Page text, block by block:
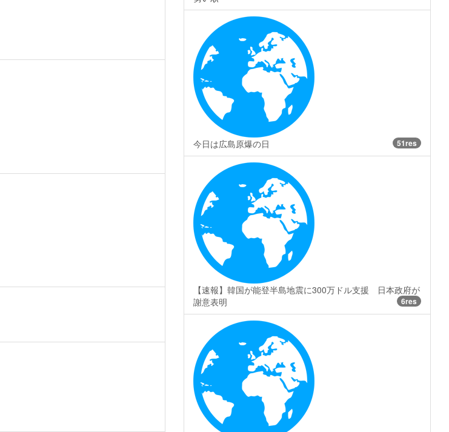
今日は広島原爆の日 51res
【速報】韓国が能登半島地震に300万ドル支援 日本政府が
謝意表明
6res